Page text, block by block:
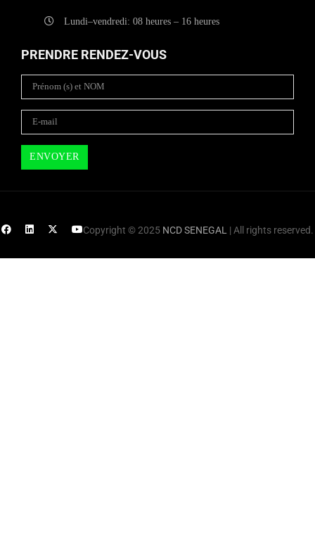
Lundi–vendredi: 08 heures – 16 heures
PRENDRE RENDEZ-VOUS
Copyright © 2025 NCD SENEGAL | All rights reserved.